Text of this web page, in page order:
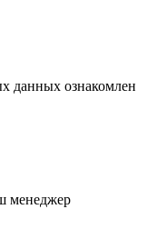
данных ознакомлен
менеджер